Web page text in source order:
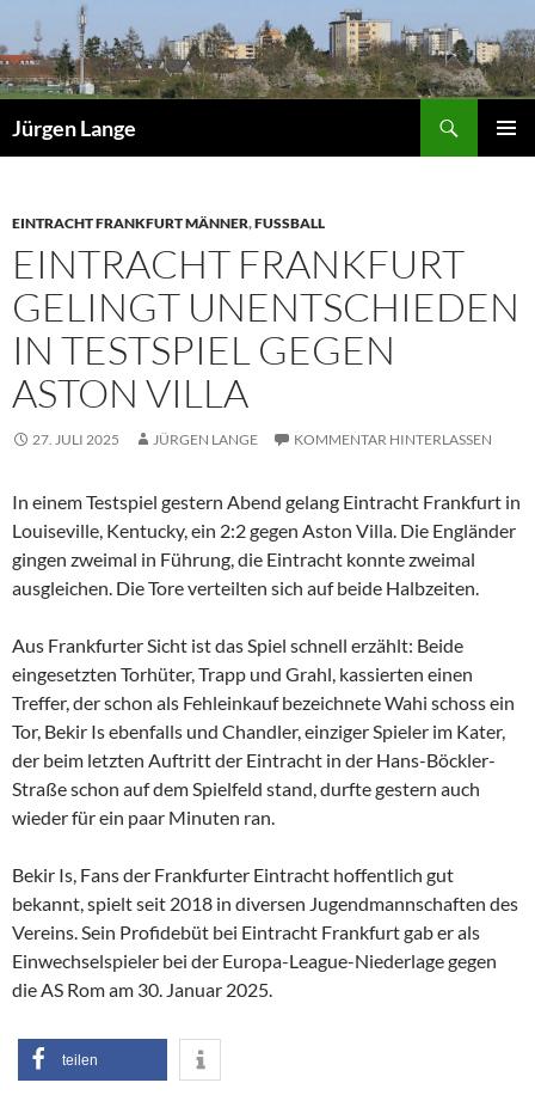
Inhalt
springen
Jürgen Lange
EINTRACHT FRANKFURT MÄNNER,FUSSBALL
EINTRACHT FRANKFURT
GELINGT UNENTSCHIEDEN
IN TESTSPIEL GEGEN
ASTON VILLA
27. JULI 2025 JÜRGEN LANGE KOMMENTAR HINTERLASSEN
In einem Testspiel gestern Abend gelang Eintracht Frankfurt in
Louiseville, Kentucky, ein 2:2 gegen Aston Villa. Die Engländer
gingen zweimal in Führung, die Eintracht konnte zweimal
ausgleichen. Die Tore verteilten sich auf beide Halbzeiten.
Aus Frankfurter Sicht ist das Spiel schnell erzählt: Beide
eingesetzten Torhüter, Trapp und Grahl, kassierten einen
Treffer, der schon als Fehleinkauf bezeichnete Wahi schoss ein
Tor, Bekir Is ebenfalls und Chandler, einziger Spieler im Kater,
der beim letzten Auftritt der Eintracht in der Hans-Böckler-
Straße schon auf dem Spielfeld stand, durfte gestern auch
wieder für ein paar Minuten ran.
Bekir Is, Fans der Frankfurter Eintracht hoffentlich gut
bekannt, spielt seit 2018 in diversen Jugendmannschaften des
Vereins. Sein Profidebüt bei Eintracht Frankfurt gab er als
Einwechselspieler bei der Europa-League-Niederlage gegen
die AS Rom am 30. Januar 2025.
teilen